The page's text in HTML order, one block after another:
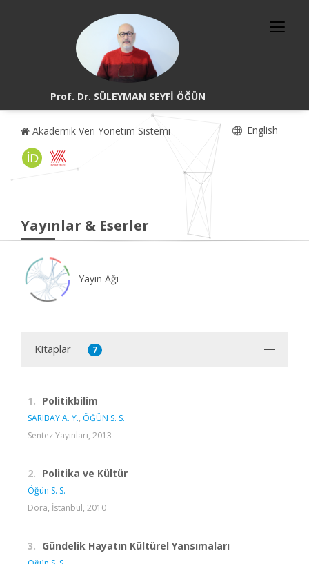
Prof. Dr. SÜLEYMAN SEYFİ ÖĞÜN
Akademik Veri Yönetim Sistemi English
Yayınlar & Eserler
Yayın Ağı
Kitaplar 7
1. Politikbilim
SARIBAY A. Y., ÖĞÜN S. S.
Sentez Yayınları, 2013
2. Politika ve Kültür
Öğün S. S.
Dora, İstanbul, 2010
3. Gündelik Hayatın Kültürel Yansımaları